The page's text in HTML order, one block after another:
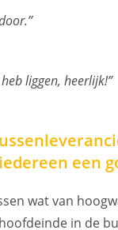
liggen, heerlijk!”
een
wat van
in de